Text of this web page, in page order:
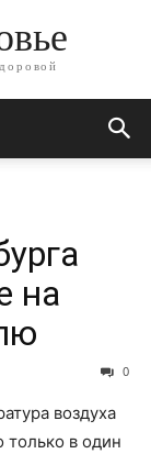
на
0
воздуха
только в один